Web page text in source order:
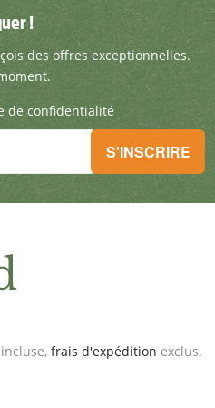
!
& reçois des offres
!
des offres exceptionnelles.
de confidentialité
!
des offres exceptionnelles.
S'INSCRIRE
frais d'expédition exclus.